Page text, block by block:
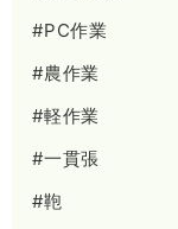
#PC作業
#農作業
#軽作業
#一貫張
#鞄